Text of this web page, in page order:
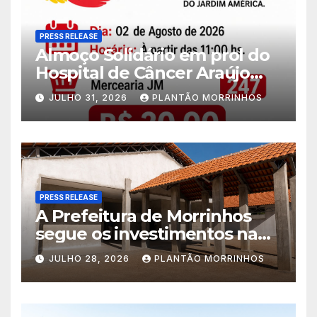
PRESS RELEASE
Almoço Solidário em prol do
Hospital de Câncer Araújo
Jorge é realizado no Jardim
América
JULHO 31, 2026 PLANTÃO MORRINHOS
PRESS RELEASE
A Prefeitura de Morrinhos
segue os investimentos na
educação. A obra da Escola
Municipal Eudóxio de
Figueiredo avança em ritmo
acelerado e já ganha forma.
JULHO 28, 2026 PLANTÃO MORRINHOS